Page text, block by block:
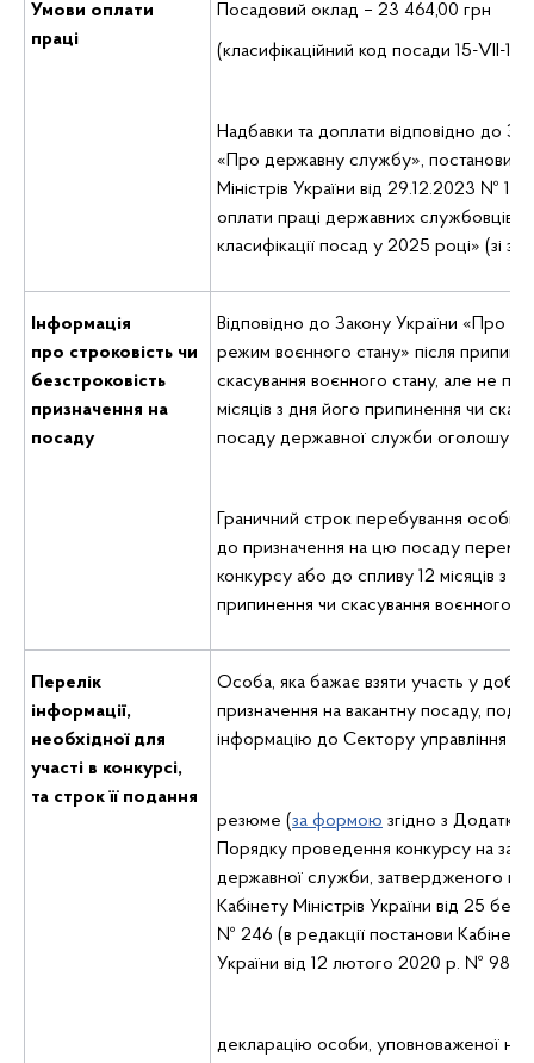
Умови оплати
праці
Посадовий оклад – 23 464,00 грн
(класифікаційний код посади 15-VII-1.3).
Надбавки та доплати відповідно до
«Про державну службу», постанови
Міністрів України від 29.12.2023 №
оплати праці державних службовців
класифікації посад у 2025 році» (зі
Інформація
про строковість чи
безстроковість
призначення на
посаду
Відповідно до Закону України «Про
режим воєнного стану» після
скасування воєнного стану, але не
місяців з дня його припинення чи
посаду державної служби
Граничний строк перебування особи
до призначення на цю посаду
конкурсу або до спливу 12 місяців з
припинення чи скасування воєнного
Перелік
інформаці,
необхідної для
участі в конкурсі,
та строк її подання
Особа, яка бажає взяти участь у
призначення на вакантну посаду,
інформацію до Сектору управління
резюме (за формою згідно з
Порядку проведення конкурсу на
державної служби, затвердженого
Кабінету Міністрів України від 25
№ 246 (в редакції постанови Кабінету
України від 12 лютого 2020 р. № 98)).
декларацію особи, уповноваженої на